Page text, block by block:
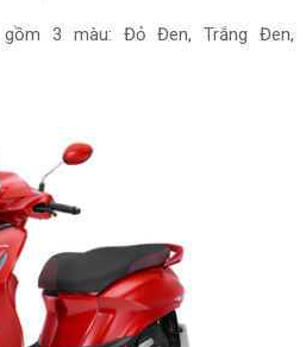
3 màu: Đỏ Đen, Trắng Đen,